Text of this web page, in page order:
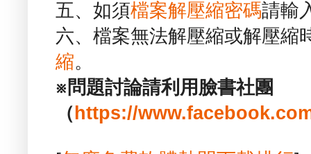
五、如須檔案解壓縮密碼請輸
六、檔案無法解壓縮或解壓縮
縮。
※問題討論請利用臉書社團
（ https://